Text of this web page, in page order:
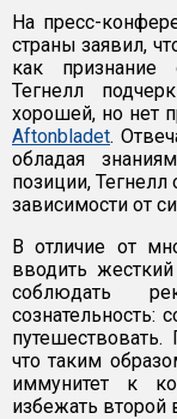
На пресс-
страны заявил,
как признание
Тегнелл
хорошей, но нет
Aftonbladet.
обладая
позиции, Тегнелл
зависимости от
В отличие от
вводить
соблюдать
сознательность:
что таким
иммунитет к
избежать